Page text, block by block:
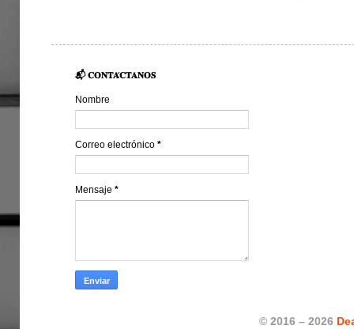
📬 𝐂𝐎𝐍𝐓𝐀́𝐂𝐓𝐀𝐍𝐎𝐒
Nombre
Correo electrónico *
Mensaje *
© 2016 – 2026